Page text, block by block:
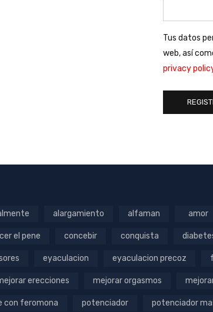
Tus datos
web, así
privacy
alargamiento alfaman amor
el pene concebir conquista
eyaculacion eyaculacion precoz
erecciones mejorar orgasmos
con feromona potenciador potenciador